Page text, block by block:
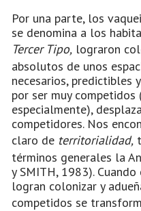
Por una parte, los
se denomina a los
Tercer Tipo, lograron
absolutos de unos
necesarios, predictibles
por ser muy competidos
especialmente),
competidores. Nos
claro de territorialidad,
términos generales la
y SMITH, 1983).
logran colonizar y
competidos se